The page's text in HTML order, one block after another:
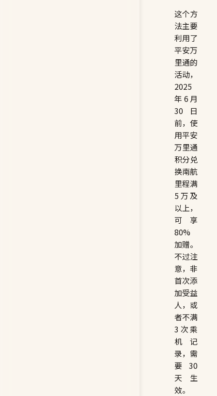
这个方
法主要
利用了
平安万
里通的
活动，
2025
年6月
30日
前，使
用平安
万里通
积分兑
换南航
里程满
5万及
以上，
可享
80%
加赠。
不过注
意，非
首次添
加受益
人，或
者不满
3次乘
机记
录，需
要30
天生
效。